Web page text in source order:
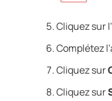
Cliquez sur
Complétez
Cliquez sur
Cliquez sur